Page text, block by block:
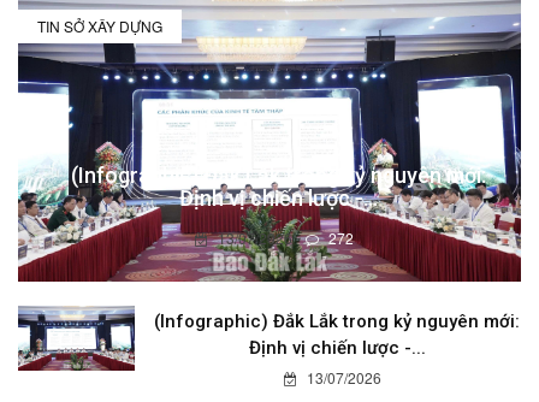
TIN SỞ XÂY DỰNG
(Infographic) Đắk Lắk trong kỷ nguyên mới:
Định vị chiến lược -...
13/07/2026 272
(Infographic) Đắk Lắk trong kỷ nguyên mới:
Định vị chiến lược -...
13/07/2026